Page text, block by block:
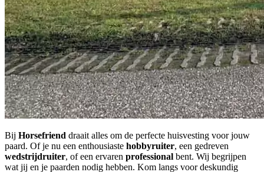
Bij Horsefriend draait alles om de perfecte huisvesting voor jouw
paard. Of je nu een enthousiaste hobbyruiter, een gedreven
wedstrijdruiter, of een ervaren professional bent. Wij begrijpen
wat jij en je paarden nodig hebben. Kom langs voor deskundig